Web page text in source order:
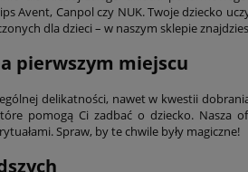
Avent, Canpol czy NUK. Twoje dziecko
dla dzieci – w naszym sklepie
pierwszym miejscu
delikatności, nawet w kwestii
pomogą Ci zadbać o dziecko.
Spraw, by te chwile były magiczne!